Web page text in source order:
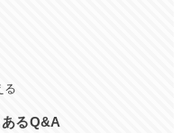
る
るQ&A